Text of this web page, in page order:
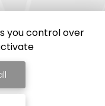
you control over